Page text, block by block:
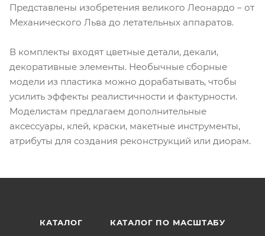
Представлены изобретения великого Леонардо – от
Механического Льва до летательных аппаратов.
В комплекты входят цветные детали, декали,
декоративные элементы. Необычные сборные
модели из пластика можно дорабатывать, чтобы
усилить эффекты реалистичности и фактурности.
Моделистам предлагаем дополнительные
аксессуары, клей, краски, макетные инструменты,
атрибуты для создания реконструкций или диорам.
КАТАЛОГ КАТАЛОГ ПО МАСШТАБУ